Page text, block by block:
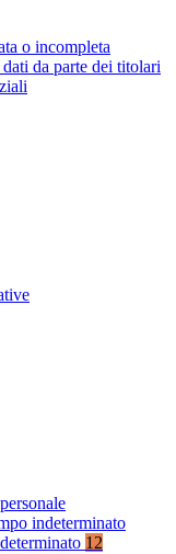
o incompleta
da parte dei titolari
indeterminato
12